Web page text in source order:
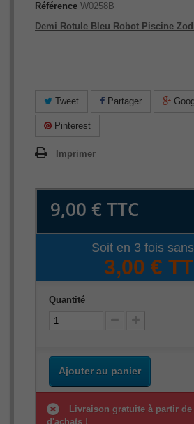
Référence W0258B
Demi Rotule Bleu Robot Piscine
Tweet Partager
Pinterest
Imprimer
9,00 €TTC
Soit en 3 fois
3,00 €
Quantité
Ajouter au panier
Livraison gratuite à partir de
d'achats !